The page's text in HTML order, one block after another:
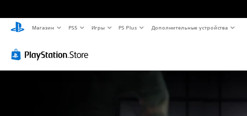
Магазин PS5 Игры PS Plus Дополнительные устройства